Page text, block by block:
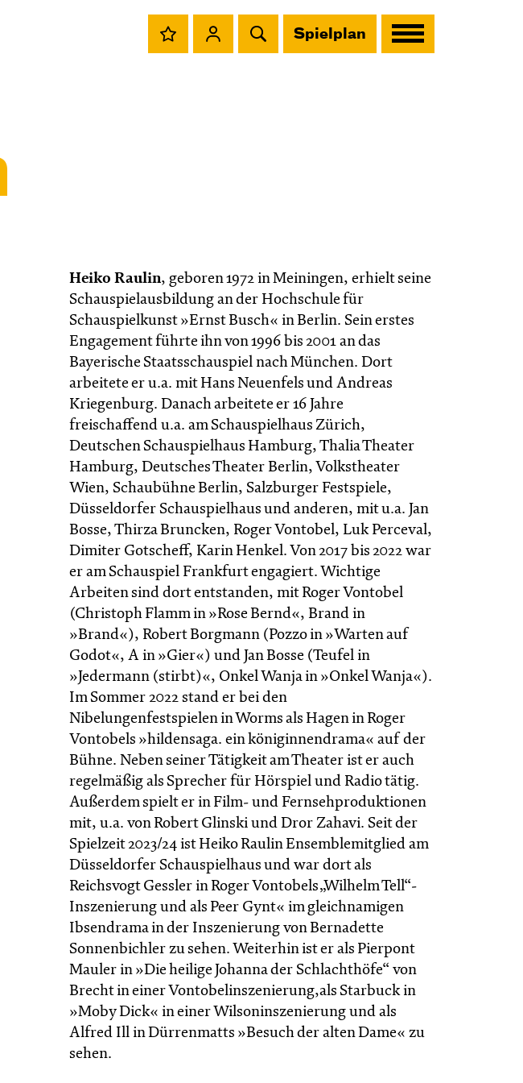
Spielplan
Heiko Raulin, geboren 1972 in Meiningen, erhielt seine
Schauspielausbildung an der Hochschule für
Schauspielkunst »Ernst Busch« in Berlin. Sein erstes
Engagement führte ihn von 1996 bis 2001 an das
Bayerische Staatsschauspiel nach München. Dort
arbeitete er u.a. mit Hans Neuenfels und Andreas
Kriegenburg. Danach arbeitete er 16 Jahre
freischaffend u.a. am Schauspielhaus Zürich,
Deutschen Schauspielhaus Hamburg, Thalia Theater
Hamburg, Deutsches Theater Berlin, Volkstheater
Wien, Schaubühne Berlin, Salzburger Festspiele,
Düsseldorfer Schauspielhaus und anderen, mit u.a. Jan
Bosse, Thirza Bruncken, Roger Vontobel, Luk Perceval,
Dimiter Gotscheff, Karin Henkel. Von 2017 bis 2022 war
er am Schauspiel Frankfurt engagiert. Wichtige
Arbeiten sind dort entstanden, mit Roger Vontobel
(Christoph Flamm in »Rose Bernd«, Brand in
»Brand«), Robert Borgmann (Pozzo in »Warten auf
Godot«, A in »Gier«) und Jan Bosse (Teufel in
»Jedermann (stirbt)«, Onkel Wanja in »Onkel Wanja«).
Im Sommer 2022 stand er bei den
Nibelungenfestspielen in Worms als Hagen in Roger
Vontobels »hildensaga. ein königinnendrama« auf der
Bühne. Neben seiner Tätigkeit am Theater ist er auch
regelmäßig als Sprecher für Hörspiel und Radio tätig.
Außerdem spielt er in Film- und Fernsehproduktionen
mit, u.a. von Robert Glinski und Dror Zahavi. Seit der
Spielzeit 2023/24 ist Heiko Raulin Ensemblemitglied am
Düsseldorfer Schauspielhaus und war dort als
Reichsvogt Gessler in Roger Vontobels „Wilhelm Tell“-
Inszenierung und als Peer Gynt« im gleichnamigen
Ibsendrama in der Inszenierung von Bernadette
Sonnenbichler zu sehen. Weiterhin ist er als Pierpont
Mauler in »Die heilige Johanna der Schlachthöfe“ von
Brecht in einer Vontobelinszenierung,als Starbuck in
»Moby Dick« in einer Wilsoninszenierung und als
Alfred Ill in Dürrenmatts »Besuch der alten Dame« zu
sehen.